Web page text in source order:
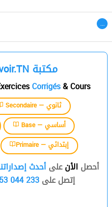
السنة
السنة
السنة
السنة
السنة
...
Librairie Devoir.TN مكتبة
Corrigés& Cours
Secondaire — ثانوي
Base — أساسي
Primaire — إبتدائي
أحصل الأنعلىأحدث
إتصل على044 233